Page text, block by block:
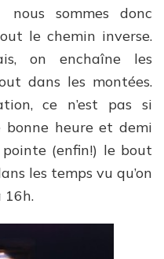
sommes donc
le chemin inverse.
on enchaîne les
dans les montées.
ce n’est pas si
bonne heure et demi
(enfin!) le bout
les temps vu qu’on
16h.